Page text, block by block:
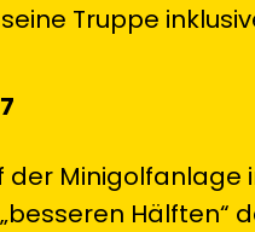
Truppe
Hälften“